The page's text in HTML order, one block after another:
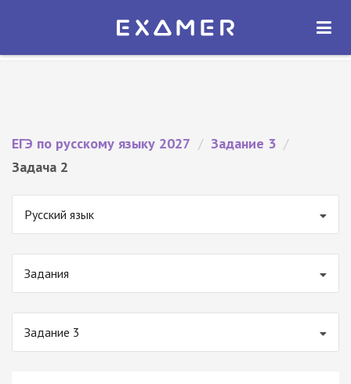
Экзамер — ЕГЭ 2027
ОТКРЫТЬ
ЕГЭ по русскому языку 2027 / Задание 3 /
Задача 2
Русский язык
Задания
Задание 3